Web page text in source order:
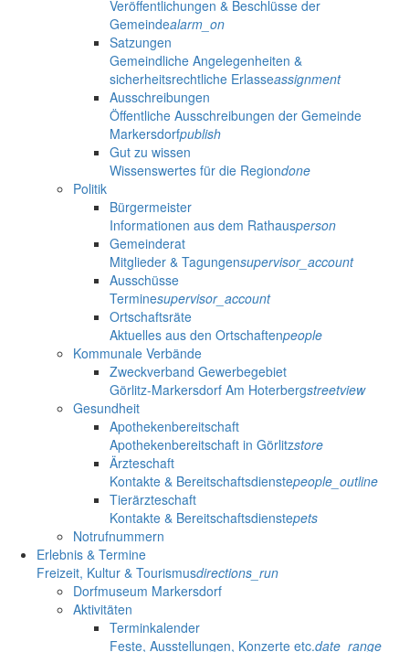
Veröffentlichungen & Beschlüsse der
Gemeindealarm_on
Satzungen
Gemeindliche Angelegenheiten &
sicherheitsrechtliche Erlasseassignment
Ausschreibungen
Öffentliche Ausschreibungen der Gemeinde
Markersdorfpublish
Gut zu wissen
Wissenswertes für die Regiondone
Politik
Bürgermeister
Informationen aus dem Rathausperson
Gemeinderat
Mitglieder & Tagungensupervisor_account
Ausschüsse
Terminesupervisor_account
Ortschaftsräte
Aktuelles aus den Ortschaftenpeople
Kommunale Verbände
Zweckverband Gewerbegebiet
Görlitz-Markersdorf Am Hoterbergstreetview
Gesundheit
Apothekenbereitschaft
Apothekenbereitschaft in Görlitzstore
Ärzteschaft
Kontakte & Bereitschaftsdienstepeople_outline
Tierärzteschaft
Kontakte & Bereitschaftsdienstepets
Notrufnummern
Erlebnis & Termine
Freizeit, Kultur & Tourismusdirections_run
Dorfmuseum Markersdorf
Aktivitäten
Terminkalender
Feste, Ausstellungen, Konzerte etc.date_range